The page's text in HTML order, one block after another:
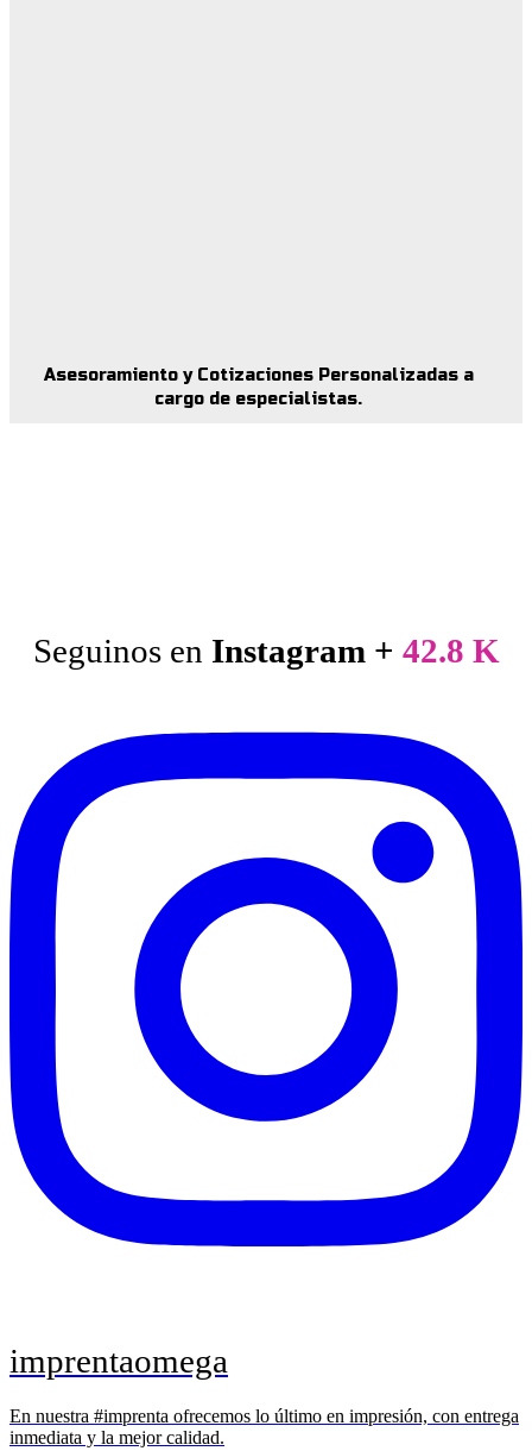
Asesoramiento y Cotizaciones Personalizadas a
cargo de especialistas.
Seguinos en Instagram + 42.8 K
imprentaomega
En nuestra #imprenta ofrecemos lo último en impresión, con entrega
inmediata y la mejor calidad.